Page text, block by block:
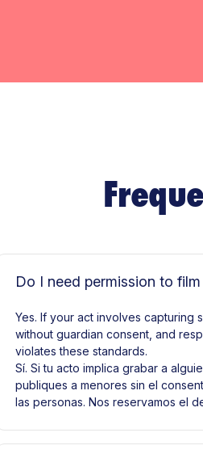
Do I need permission to
Yes. If your act involves capturing
without guardian consent, and
violates these standards.
Sí. Si tu acto implica grabar a
publiques a menores sin el
las personas. Nos reservamos el